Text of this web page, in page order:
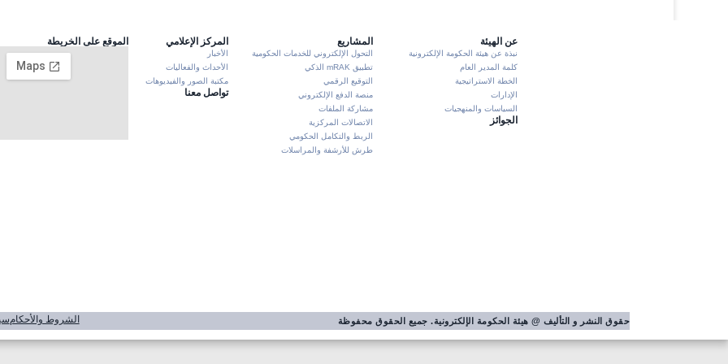
عن الهيئة
نبذة عن هيئة الحكومة الإلكترونية
كلمة المدير العام
الخطة الاستراتيجية
الإدارات
السياسات والمنهجيات
الجوائز
المشاريع
التحول الإلكتروني للخدمات الحكومية
تطبيق mRAK الذكي
التوقيع الرقمي
منصة الدفع الإلكتروني
مشاركة الملفات
الاتصالات المركزية
الربط والتكامل الحكومي
طرش للأرشفة والمراسلات
المركز الإعلامي
الأخبار
الأحداث والفعاليات
مكتبة الصور والفيديوهات
تواصل معنا
الموقع على الخريطة
حقوق النشر و التأليف @ هيئة الحكومة الإلكترونية. جميع الحقوق محفوظة الشروط والأحكام